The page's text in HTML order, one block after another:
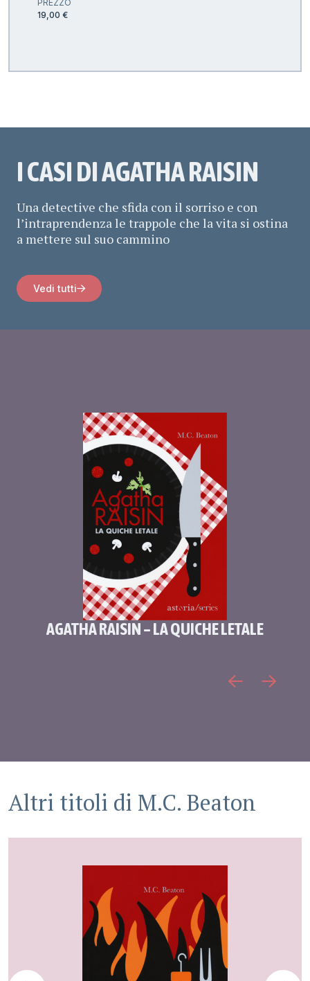
PREZZO
19,00 €
I CASI DI AGATHA RAISIN
Una detective che sfida con il sorriso e con
l’intraprendenza le trappole che la vita si ostina
a mettere sul suo cammino
Vedi tutti
AGATHA RAISIN – LA QUICHE LETALE
Altri titoli di M.C. Beaton